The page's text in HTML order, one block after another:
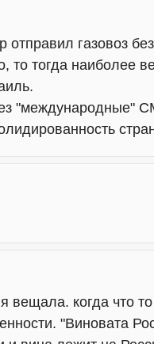
отправил газовоз
то тогда наиболее
"международные"
вещала. когда что то
"Виновата